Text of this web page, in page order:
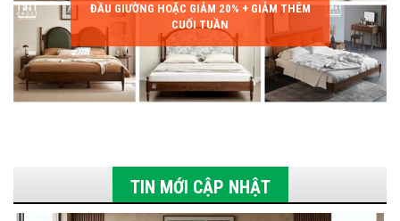
ĐẦU GIƯỜNG HOẶC GIẢM 20% + GIẢM THÊM
CUỐI TUẦN
TIN MỚI CẬP NHẬT